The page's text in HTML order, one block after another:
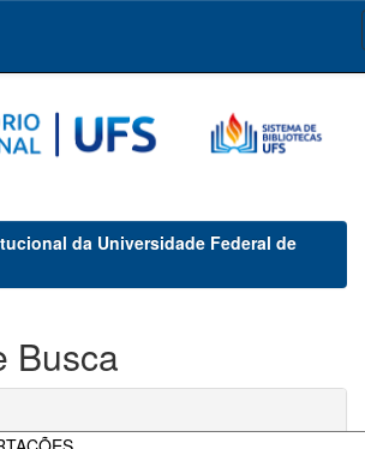
da Universidade Federal de
Busca